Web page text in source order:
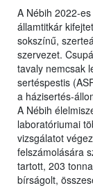
A Nébih 2022-
államtitkár
sokszínű,
szervezet.
tavaly nemcsak
sertéspestis
a házisertés-
A Nébih
laboratóriumai
vizsgálatot
felszámolására
tartott, 203
bírságolt,